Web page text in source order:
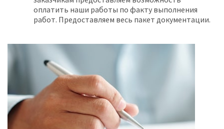
оплатить наши работы по факту выполнения
работ. Предоставляем весь пакет документации.